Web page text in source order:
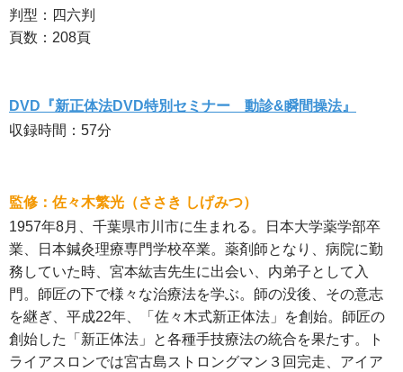
判型：四六判
頁数：208頁
DVD『新正体法DVD特別セミナー 動診&瞬間操法』
収録時間：57分
監修：佐々木繁光（ささき しげみつ）
1957年8月、千葉県市川市に生まれる。日本大学薬学部卒
業、日本鍼灸理療専門学校卒業。薬剤師となり、病院に勤
務していた時、宮本紘吉先生に出会い、内弟子として入
門。師匠の下で様々な治療法を学ぶ。師の没後、その意志
を継ぎ、平成22年、「佐々木式新正体法」を創始。師匠の
創始した「新正体法」と各種手技療法の統合を果たす。ト
ライアスロンでは宮古島ストロングマン３回完走、アイア